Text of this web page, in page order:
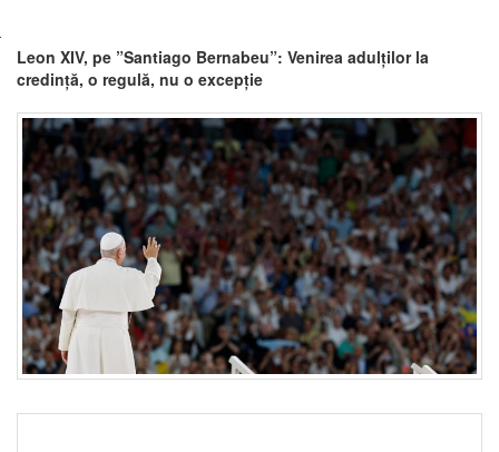
Leon XIV, pe ”Santiago Bernabeu”: Venirea adulților la
credință, o regulă, nu o excepție